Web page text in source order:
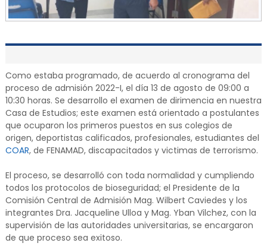
Como estaba programado, de acuerdo al cronograma del
proceso de admisión 2022-I, el día 13 de agosto de 09:00 a
10:30 horas. Se desarrollo el examen de dirimencia en nuestra
Casa de Estudios; este examen está orientado a postulantes
que ocuparon los primeros puestos en sus colegios de
origen, deportistas calificados, profesionales, estudiantes del
COAR, de FENAMAD, discapacitados y victimas de terrorismo.
El proceso, se desarrolló con toda normalidad y cumpliendo
todos los protocolos de bioseguridad; el Presidente de la
Comisión Central de Admisión Mag. Wilbert Caviedes y los
integrantes Dra. Jacqueline Ulloa y Mag. Yban Vilchez, con la
supervisión de las autoridades universitarias, se encargaron
de que proceso sea exitoso.